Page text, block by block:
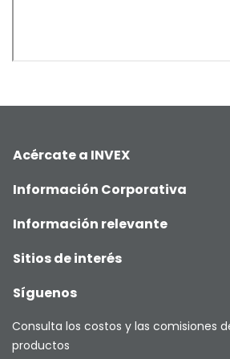
Acércate a INVEX
Información Corporativa
Información relevante
Sitios de interés
Síguenos
Consulta los costos y las comisiones
productos